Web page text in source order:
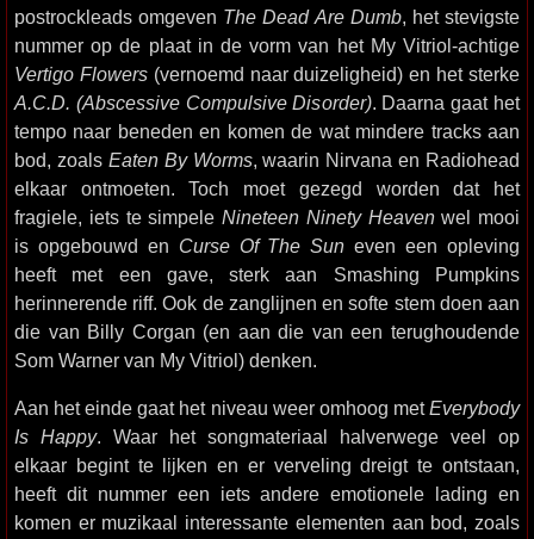
postrockleads omgeven The Dead Are Dumb, het stevigste
nummer op de plaat in de vorm van het My Vitriol-achtige
Vertigo Flowers(vernoemd naar duizeligheid) en het sterke
A.C.D. (Abscessive Compulsive Disorder). Daarna gaat het
tempo naar beneden en komen de wat mindere tracks aan
bod, zoals Eaten By Worms, waarin Nirvana en Radiohead
elkaar ontmoeten. Toch moet gezegd worden dat het
fragiele, iets te simpele Nineteen Ninety Heavenwel mooi
is opgebouwd en Curse Of The Sun even een opleving
heeft met een gave, sterk aan Smashing Pumpkins
herinnerende riff. Ook de zanglijnen en softe stem doen aan
die van Billy Corgan (en aan die van een terughoudende
Som Warner van My Vitriol) denken.
Aan het einde gaat het niveau weer omhoog metEverybody
Is Happy. Waar het songmateriaal halverwege veel op
elkaar begint te lijken en er verveling dreigt te ontstaan,
heeft dit nummer een iets andere emotionele lading en
komen er muzikaal interessante elementen aan bod, zoals